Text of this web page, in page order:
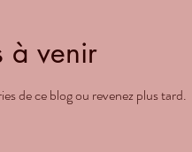
à venir
de ce blog ou revenez plus tard.